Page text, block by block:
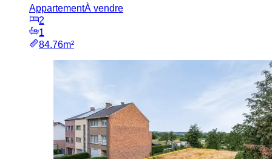
AppartementÀ vendre
2
1
84.76m²